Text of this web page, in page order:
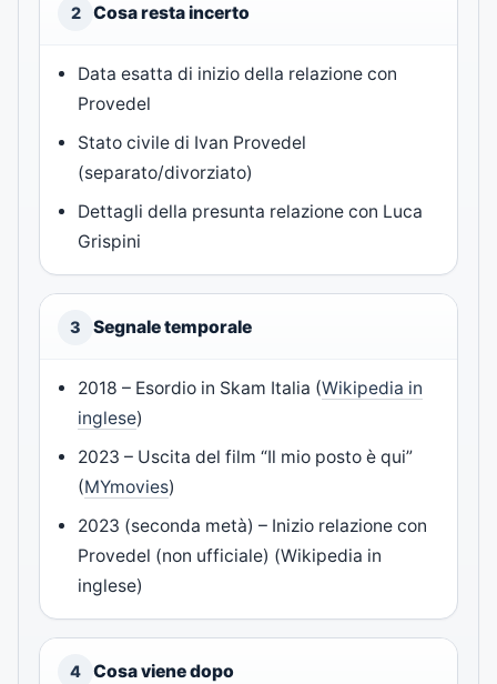
2 Cosa resta incerto
Data esatta di inizio della relazione con
Provedel
Stato civile di Ivan Provedel
(separato/divorziato)
Dettagli della presunta relazione con Luca
Grispini
3 Segnale temporale
2018 – Esordio in Skam Italia (Wikipedia in
inglese)
2023 – Uscita del film “Il mio posto è qui”
(MYmovies)
2023 (seconda metà) – Inizio relazione con
Provedel (non ufficiale) (Wikipedia in
inglese)
4 Cosa viene dopo